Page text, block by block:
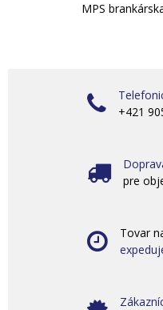
MPS
+421
pre
Tovar